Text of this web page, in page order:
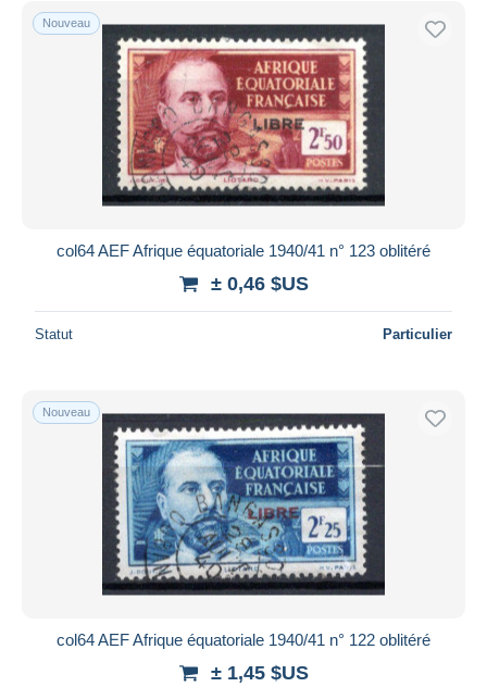
Nouveau
col64 AEF Afrique équatoriale 1940/41 n° 123 oblitéré
± 0,46 $US
Statut Particulier
Nouveau
col64 AEF Afrique équatoriale 1940/41 n° 122 oblitéré
± 1,45 $US